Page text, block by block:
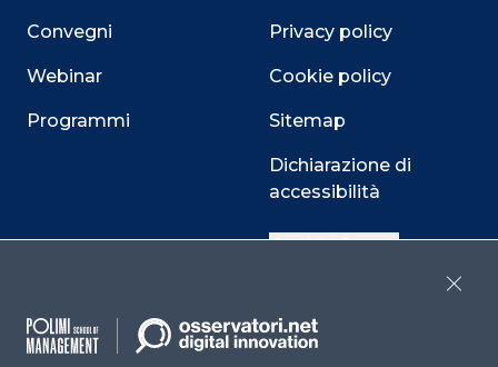
Convegni
Webinar
Programmi
Privacy policy
Cookie policy
Sitemap
Dichiarazione di
accessibilità
Cookie Center
Facebook LinkedIn